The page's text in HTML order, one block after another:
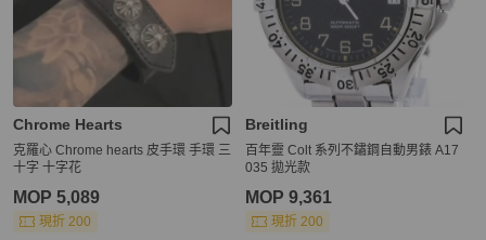
Chrome Hearts
克羅心 Chrome hearts 皮手環 手環 三
十字 十字花
MOP 5,089
現折 200
Breitling
百年靈 Colt 系列不鏽鋼自動男錶 A17
035 拋光款
MOP 9,361
現折 200